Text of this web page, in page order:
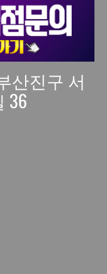
산진구 서
36